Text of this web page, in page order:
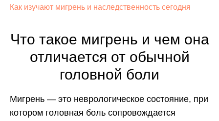
Как изучают мигрень и наследственность сегодня
Что такое мигрень и чем она
отличается от обычной
головной боли
Мигрень — это неврологическое состояние, при
котором головная боль сопровождается